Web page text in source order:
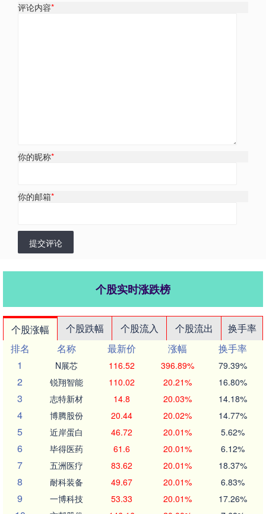
评论内容*
你的昵称*
你的邮箱*
提交评论
个股实时涨跌榜
个股涨幅 个股跌幅 个股流入 个股流出
换手率
排名
名称 最新价 涨幅
换手率
1
N展芯 116.52 396.89% 79.39%
2 锐翔智能 110.02 20.21% 16.80%
3 志特新材 14.8 20.03% 14.18%
4 博腾股份 20.44 20.02% 14.77%
5 近岸蛋白 46.72 20.01% 5.62%
6 毕得医药 61.6 20.01% 6.12%
7 五洲医疗 83.62 20.01% 18.37%
8 耐科装备 49.67 20.01% 6.83%
9 一博科技 53.33 20.01% 17.26%